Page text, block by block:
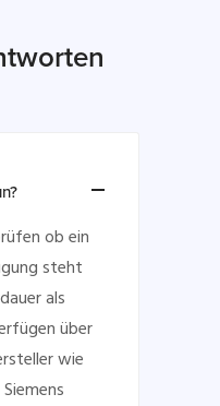
ob ein
steht
als
über
wie